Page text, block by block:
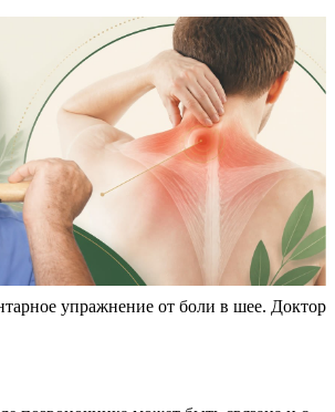
упражнение от боли в шее. Доктор